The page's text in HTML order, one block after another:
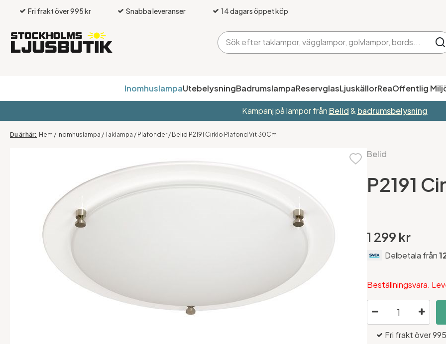
Fri frakt över 995 kr Snabba leveranser 14 dagars öppet köp
InomhuslampaUtebelysningBadrumslampaReservglasLjuskällorReaOffentlig
Kampanj på lampor från Belid& badrumsbelysning
Hem / Inomhuslampa /Taklampa / Plafonder / Belid P2191 Cirklo Plafond Vit 30Cm
Belid
P2191
1 299 kr
Delbetala från
Beställningsvara.
Fri frakt över